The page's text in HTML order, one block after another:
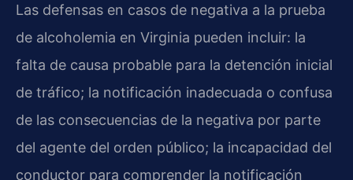
Las defensas en casos de negativa a la prueba
de alcoholemia en Virginia pueden incluir: la
falta de causa probable para la detención inicial
de tráfico; la notificación inadecuada o confusa
de las consecuencias de la negativa por parte
del agente del orden público; la incapacidad del
conductor para comprender la notificación